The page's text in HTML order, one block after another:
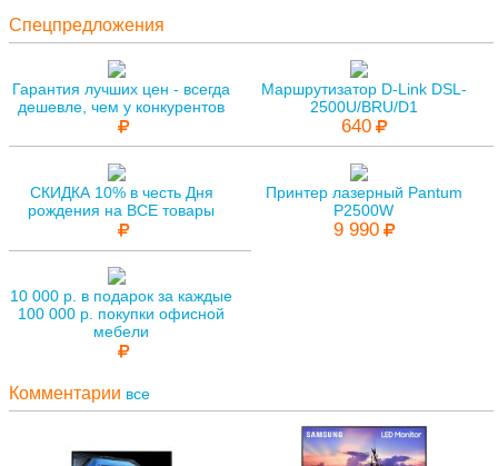
Спецпредложения
Гарантия лучших цен - всегда
дешевле, чем у конкурентов
Маршрутизатор D-Link DSL-
2500U/BRU/D1
640
СКИДКА 10% в честь Дня
рождения на ВСЕ товары
Принтер лазерный Pantum
P2500W
9 990
10 000 р. в подарок за каждые
100 000 р. покупки офисной
мебели
Комментарии все